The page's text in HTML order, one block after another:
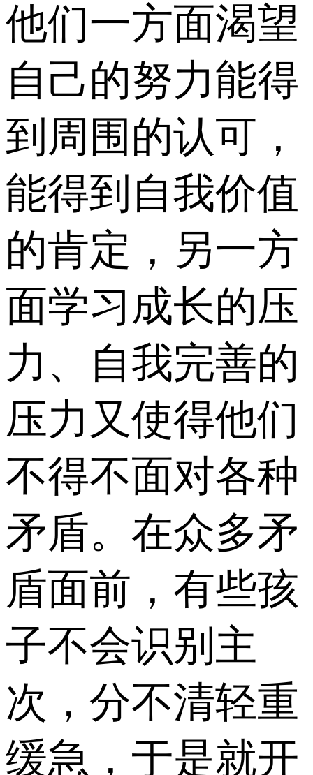
他们一方面渴望
自己的努力能得
到周围的认可，
能得到自我价值
的肯定，另一方
面学习成长的压
力、自我完善的
压力又使得他们
不得不面对各种
矛盾。在众多矛
盾面前，有些孩
子不会识别主
次，分不清轻重
缓急，于是就开